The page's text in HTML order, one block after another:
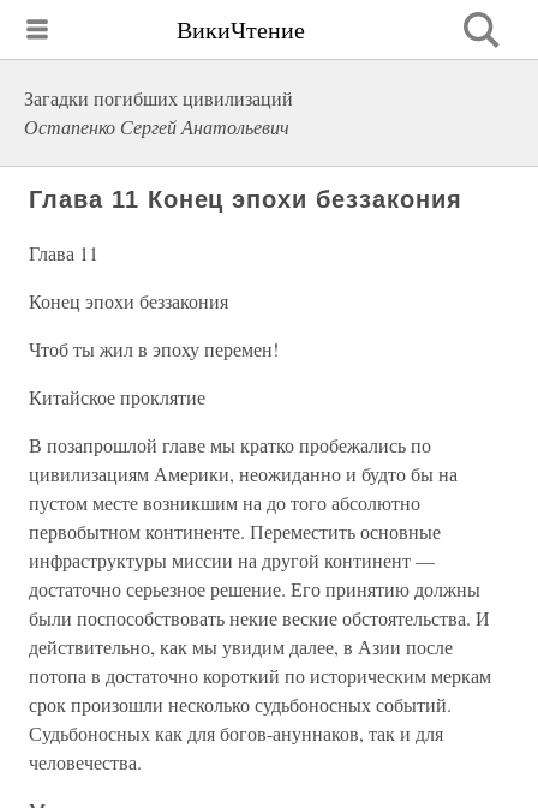
ВикиЧтение
Загадки погибших цивилизаций
Остапенко Сергей Анатольевич
Глава 11 Конец эпохи беззакония
Глава 11
Конец эпохи беззакония
Чтоб ты жил в эпоху перемен!
Китайское проклятие
В позапрошлой главе мы кратко пробежались по
цивилизациям Америки, неожиданно и будто бы на
пустом месте возникшим на до того абсолютно
первобытном континенте. Переместить основные
инфраструктуры миссии на другой континент —
достаточно серьезное решение. Его принятию должны
были поспособствовать некие веские обстоятельства. И
действительно, как мы увидим далее, в Азии после
потопа в достаточно короткий по историческим меркам
срок произошли несколько судьбоносных событий.
Судьбоносных как для богов-ануннаков, так и для
человечества.